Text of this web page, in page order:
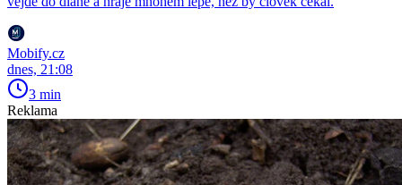
Mobify.cz
dnes, 21:08
3 min
Reklama